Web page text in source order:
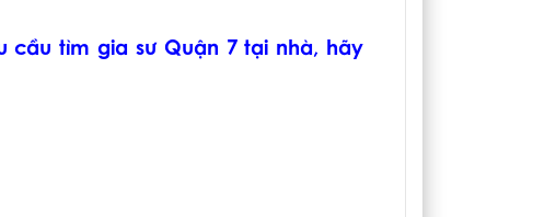
cầu tìm gia sư Quận 7tại nhà, hãy